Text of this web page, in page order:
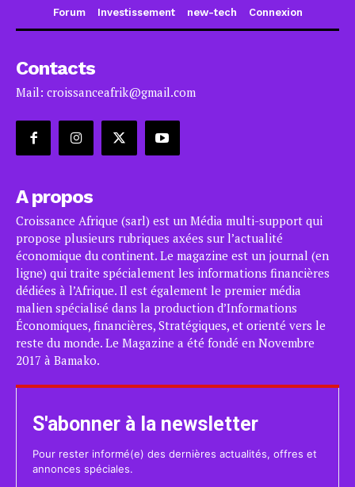
Forum Investissement new-tech Connexion
Contacts
Mail: croissanceafrik@gmail.com
A propos
Croissance Afrique (sarl) est un Média multi-support qui
propose plusieurs rubriques axées sur l’actualité
économique du continent. Le magazine est un journal (en
ligne) qui traite spécialement les informations financières
dédiées à l’Afrique. Il est également le premier média
malien spécialisé dans la production d’Informations
Économiques, financières, Stratégiques, et orienté vers le
reste du monde. Le Magazine a été fondé en Novembre
2017 à Bamako.
S'abonner à la newsletter
Pour rester informé(e) des dernières actualités, offres et
annonces spéciales.